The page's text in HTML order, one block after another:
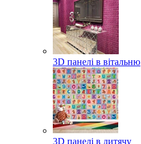
3D панелі в вітальню
3D панелі в дитячу